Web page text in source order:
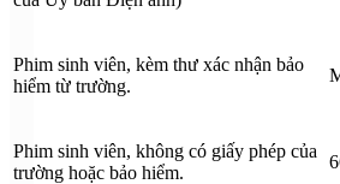
Phim sinh viên, kèm thư xác nhận bảo
hiểm từ trường.
Phim sinh viên, không có giấy phép của
trường hoặc bảo hiểm.